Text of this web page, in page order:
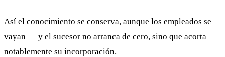
Así el conocimiento se conserva, aunque los empleados se
vayan — y el sucesor no arranca de cero, sino que acorta
notablemente su incorporación.